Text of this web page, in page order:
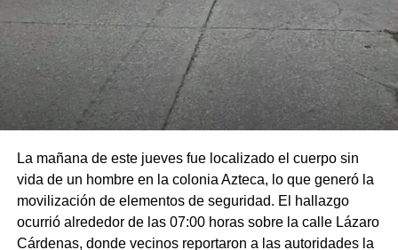
La mañana de este jueves fue localizado el cuerpo sin
vida de un hombre en la colonia Azteca, lo que generó la
movilización de elementos de seguridad. El hallazgo
ocurrió alrededor de las 07:00 horas sobre la calle Lázaro
Cárdenas, donde vecinos reportaron a las autoridades la